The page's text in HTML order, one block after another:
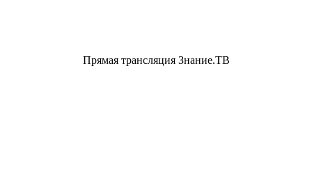
Прямая трансляция Знание.ТВ